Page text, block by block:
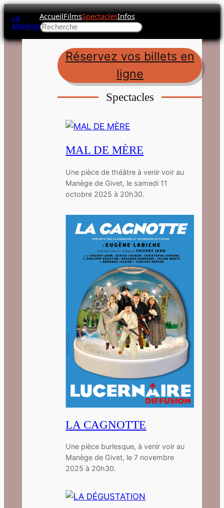
Le
Manège
AccueilFilmsSpectaclesInfos
Rechercher
Réservez vos billets en
ligne
Spectacles
MAL DE MÈRE
Une pièce de théâtre à venir voir au
Manège de Givet, le samedi 11
octobre 2025 à 20h30.
LA CAGNOTTE
Une pièce burlesque, à venir voir au
Manège de Givet, le 7 novembre
2025 à 20h30.